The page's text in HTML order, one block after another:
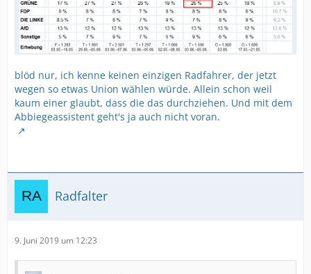
blöd nur, ich kenne keinen einzigen Radfahrer, der jetzt
wegen so etwas Union wählen würde. Allein schon weil
kaum einer glaubt, dass die das durchziehen. Und mit dem
Abbiegeassistent geht's ja auch nicht voran.
Radfalter
9. Juni 2019 um 12:23